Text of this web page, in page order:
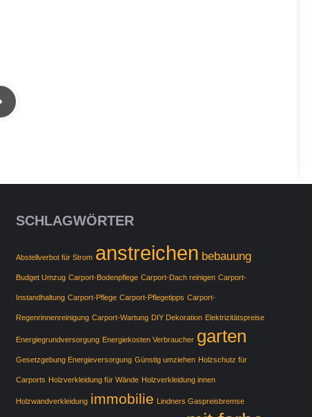
SCHLAGWÖRTER
Abstellverbot für Strom anstreichen bebauung
Budget Umzug Carport-Bodenpflege Carport-Dach reinigen Carport-
Instandhaltung Carport-Pflege Carport-Pflegetipps Carport-
Regenrinnenreinigung Carport-Wartung DIY Dekoration Elektrizitätspreise
Energiegrundversorgung Energiekosten Verbraucher garten
Gesetzgebung Energieversorgung Günstig umziehen Holzschutz für
Carports Holzverkleidung für Wände Holzverkleidung innen
Holzwandverkleidung immobilie Lindners Gaspreisbremse